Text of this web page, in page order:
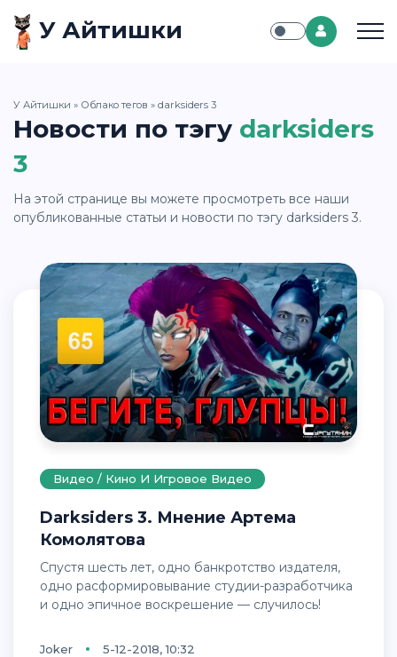
У Айтишки
У Айтишки » Облако тегов » darksiders 3
Новости по тэгу darksiders
3
На этой странице вы можете просмотреть все наши
опубликованные статьи и новости по тэгу darksiders 3.
Видео / Кино И Игровое Видео
Darksiders 3. Мнение Артема
Комолятова
Спустя шесть лет, одно банкротство издателя,
одно расформировывание студии-разработчика
и одно эпичное воскрешение — случилось!
Joker 5-12-2018, 10:32